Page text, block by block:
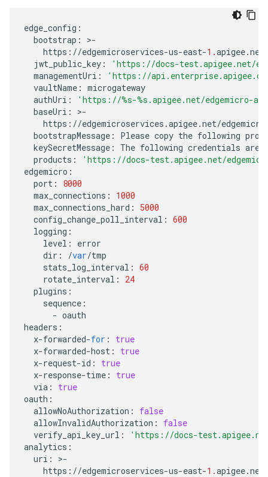
edge_config :
bootstrap : >-
https : //edgemicroservices-us-east-1.apigee.net
jwt_public_key :
'https://docs-test.apigee.net/
managementUri :
'https://
vaultName : microgateway
authUri : 'https://%s-%s .apigee.net/edgemicro-
baseUri : >-
https : //edgemicroservices .apigee.net/edgemicro
bootstrapMessage : Please copy the following
keySecretMessage : The following credentials are
products :
'https://docs-test.apigee.net/
edgemicro :
port :
8000
max_connections :
1000
max_connections_hard :
5000
config_change_poll_interval : 600
logging :
level :
error
dir : /var/tmp
stats_log_interval : 60
rotate_interval :
24
plugins :
sequence :
- oauth
headers :
x-forwarded-for :
true
x-forwarded-host :
true
x-request-id :
true
x-response-time :
true
via :
true
oauth :
allowNoAuthorization :
false
allowInvalidAuthorization :
false
verify_api_key_url :
'https://docs-
analytics :
uri : >-
https : //edgemicroservices-us-east-1.apigee.net